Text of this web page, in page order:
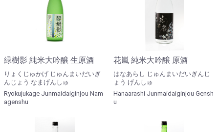
緑樹影 純米大吟醸 生原酒
りょくじゅかげ じゅんまいだいぎ
んじょう なまげんしゅ
Ryokujukage Junmaidaiginjou Nam
agenshu
花嵐 純米大吟醸 原酒
はなあらし じゅんまいだいぎんじ
ょう げんしゅ
Hanaarashi Junmaidaiginjou Gensh
u